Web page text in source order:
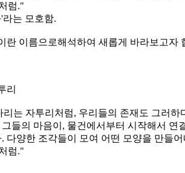
럼."
는 모호함.
이름으로해석하여 새롭게 바라보고
리
는 자투리처럼, 우리들의 존재도 그러
들의 마음이, 물건에서부터 시작해서
양한 조각들이 모여 어떤 모양을 만들
럼."